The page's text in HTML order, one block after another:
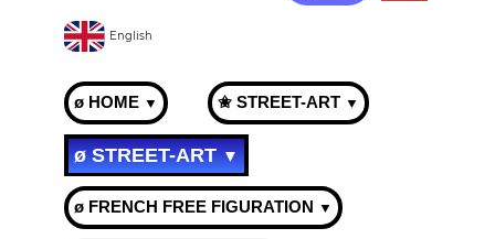
English
ø HOME ▼ ✬ STREET-ART ▼
ø STREET-ART▼
ø FRENCH FREE FIGURATION ▼